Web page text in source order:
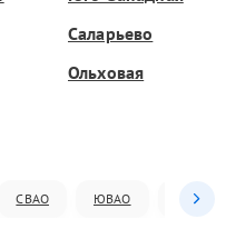
Саларьево
Ольховая
СВАО ЮВАО ЮАО